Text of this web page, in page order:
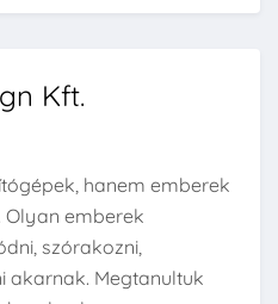
Kft.
hanem emberek
emberek
szórakozni,
akarnak. Megtanultuk